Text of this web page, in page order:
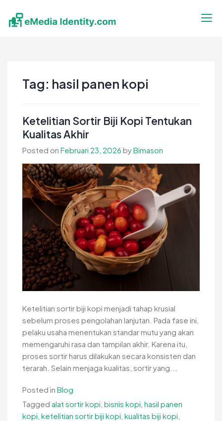
content
Tag: hasil panen kopi
Ketelitian Sortir Biji Kopi Tentukan
Kualitas Akhir
Posted on Februari 23, 2026 byBimason
Ketelitian sortir biji kopi menjadi tahap krusial
sebelum proses pengolahan lanjutan. Pada fase ini,
pelaku usaha menentukan standar mutu yang akan
memengaruhi rasa dan tampilan akhir. Karena itu,
proses sortir harus dilakukan secara konsisten dan
terarah. Selain menjaga kualitas, sortir yang...
Posted in Blog
Tagged alat sortir kopi bisnis kopi hasil panen
kopi ketelitian sortir biji kopi kualitas biji kopi